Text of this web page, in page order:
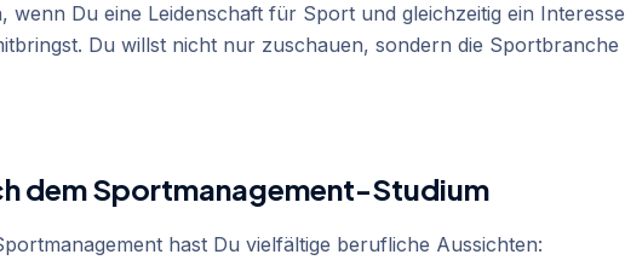
wenn Du eine Leidenschaft für Sport und gleichzeitig ein Interesse
Du willst nicht nur zuschauen, sondern die Sportbranche
dem Sportmanagement-Studium
hast Du vielfältige berufliche Aussichten: